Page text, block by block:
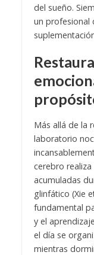
del sueño.
un profesional
Más allá de la
laboratorio
cerebro realiza
acumuladas
glinfático (Xie
fundamental
y el
el día se
mientras